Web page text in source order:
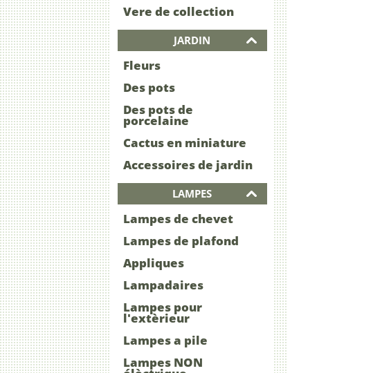
Vere de collection
JARDIN
Fleurs
Des pots
Des pots de
porcelaine
Cactus en miniature
Accessoires de jardin
LAMPES
Lampes de chevet
Lampes de plafond
Appliques
Lampadaires
Lampes pour
l'extèrieur
Lampes a pile
Lampes NON